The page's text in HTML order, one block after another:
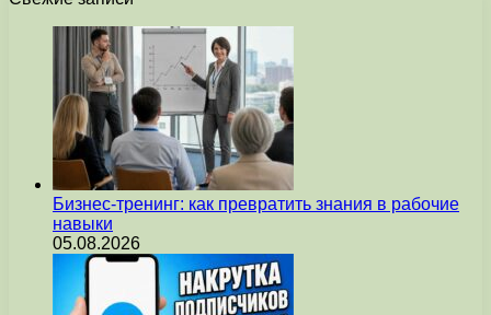
Бизнес-тренинг: как превратить знания в рабочие
навыки
05.08.2026